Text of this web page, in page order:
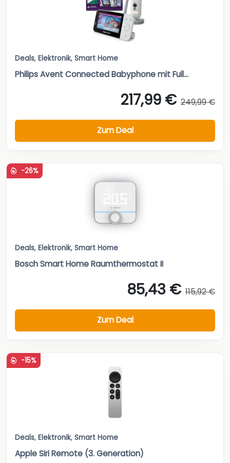
Deals, Elektronik, Smart Home
Philips Avent Connected Babyphone mit Full...
217,99 € 249,99 €
Zum Deal
-26%
Deals, Elektronik, Smart Home
Bosch Smart Home Raumthermostat II
85,43 € 115,92 €
Zum Deal
-15%
Deals, Elektronik, Smart Home
Apple Siri Remote (3. Generation)